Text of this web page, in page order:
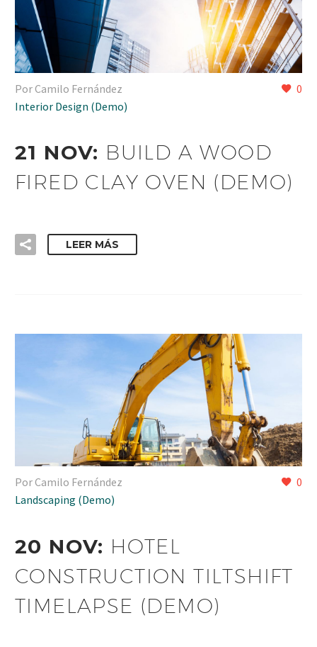
0
Por Camilo Fernández
Interior Design (Demo)
21 NOV: BUILD A WOOD
FIRED CLAY OVEN (DEMO)
LEER MÁS
0
Por Camilo Fernández
Landscaping (Demo)
20 NOV: HOTEL
CONSTRUCTION TILTSHIFT
TIMELAPSE (DEMO)